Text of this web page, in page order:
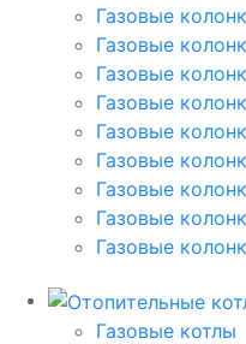
Газовые
Газовые
Газовые
Газовые
Газовые
Газовые
Газовые
Газовые
Газовые
Газовые котлы